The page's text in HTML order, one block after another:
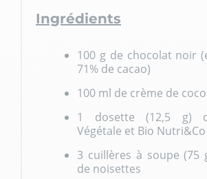
Ingrédients
100 g de chocolat noir
71% de cacao)
100 ml de crème de
1 dosette (12,5 g)
Végétale et Bio Nutri&Co
3 cuillères à soupe (75
de noisettes